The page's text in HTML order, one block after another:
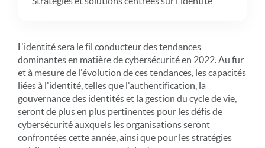
L'identité sera le fil conducteur des tendances
dominantes en matière de cybersécurité en 2022. Au fur
et à mesure de l'évolution de ces tendances, les capacités
liées à l'identité, telles que l'authentification, la
gouvernance des identités et la gestion du cycle de vie,
seront de plus en plus pertinentes pour les défis de
cybersécurité auxquels les organisations seront
confrontées cette année, ainsi que pour les stratégies